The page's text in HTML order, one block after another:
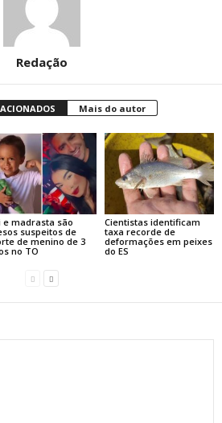
Redação
Mais do autor
e madrasta são
suspeitos de
de menino de 3
no TO
Cientistas identificam
taxa recorde de
deformações em peixes
do ES